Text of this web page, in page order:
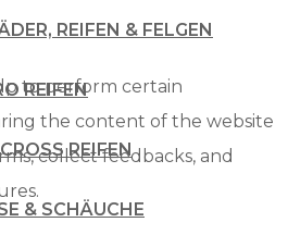
REIFEN & FELGEN
REIFEN
REIFEN
& SCHÄUCHE
to perform certain
the content of the website
collect feedbacks, and